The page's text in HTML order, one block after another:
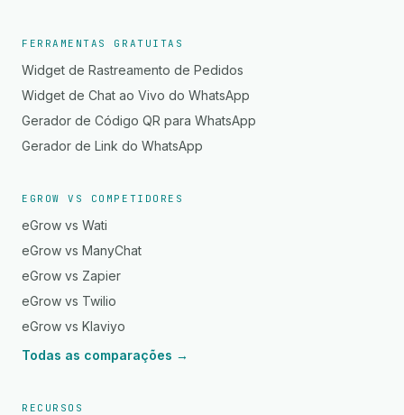
FERRAMENTAS GRATUITAS
Widget de Rastreamento de Pedidos
Widget de Chat ao Vivo do WhatsApp
Gerador de Código QR para WhatsApp
Gerador de Link do WhatsApp
EGROW VS COMPETIDORES
eGrow vs Wati
eGrow vs ManyChat
eGrow vs Zapier
eGrow vs Twilio
eGrow vs Klaviyo
Todas as comparações →
RECURSOS